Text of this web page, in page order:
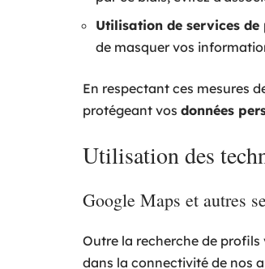
Utilisation de services
de masquer vos
En respectant ces mesures
protégeant vos données
Utilisation des
Google Maps et autres
Outre la recherche de profils
dans la connectivité de nos